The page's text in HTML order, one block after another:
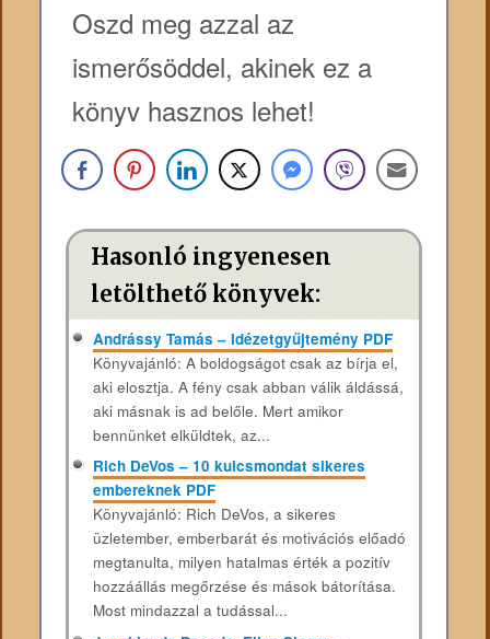
Oszd meg azzal az
ismerősöddel, akinek ez a
könyv hasznos lehet!
Hasonló ingyenesen
letölthető könyvek:
Andrássy Tamás – Idézetgyűjtemény PDF
Könyvajánló: A boldogságot csak az bírja el,
aki elosztja. A fény csak abban válik áldássá,
aki másnak is ad belőle. Mert amikor
bennünket elküldtek, az...
Rich DeVos – 10 kulcsmondat sikeres
embereknek PDF
Könyvajánló: Rich DeVos, a sikeres
üzletember, emberbarát és motivációs előadó
megtanulta, milyen hatalmas érték a pozitív
hozzáállás megőrzése és mások bátorítása.
Most mindazzal a tudással...